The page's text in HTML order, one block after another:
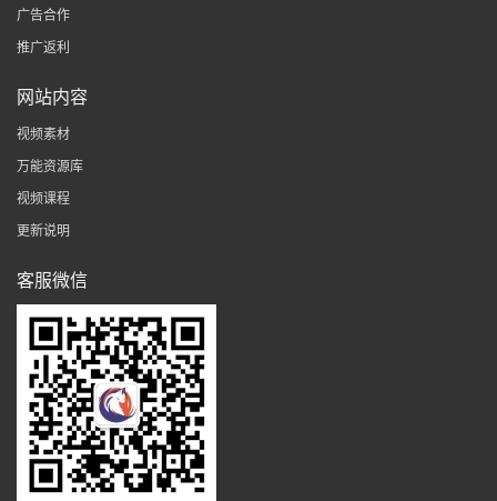
广告合作
推广返利
网站内容
视频素材
万能资源库
视频课程
更新说明
客服微信